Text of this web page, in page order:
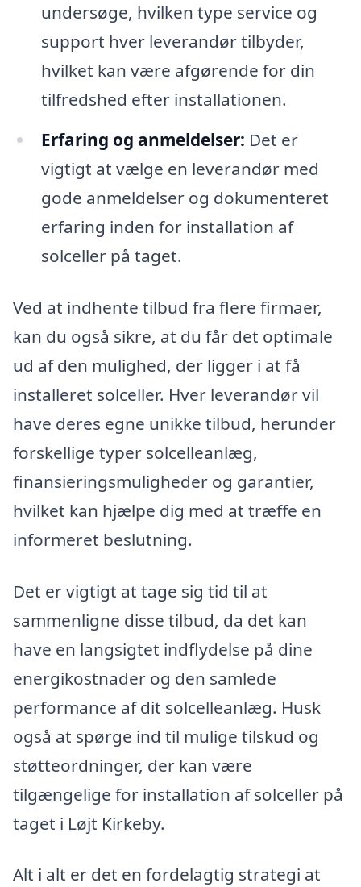
undersøge, hvilken type service og
support hver leverandør tilbyder,
hvilket kan være afgørende for din
tilfredshed efter installationen.
Erfaring og anmeldelser: Det er
vigtigt at vælge en leverandør med
gode anmeldelser og dokumenteret
erfaring inden for installation af
solceller på taget.
Ved at indhente tilbud fra flere firmaer,
kan du også sikre, at du får det optimale
ud af den mulighed, der ligger i at få
installeret solceller. Hver leverandør vil
have deres egne unikke tilbud, herunder
forskellige typer solcelleanlæg,
finansieringsmuligheder og garantier,
hvilket kan hjælpe dig med at træffe en
informeret beslutning.
Det er vigtigt at tage sig tid til at
sammenligne disse tilbud, da det kan
have en langsigtet indflydelse på dine
energikostnader og den samlede
performance af dit solcelleanlæg. Husk
også at spørge ind til mulige tilskud og
støtteordninger, der kan være
tilgængelige for installation af solceller på
taget i Løjt Kirkeby.
Alt i alt er det en fordelagtig strategi at